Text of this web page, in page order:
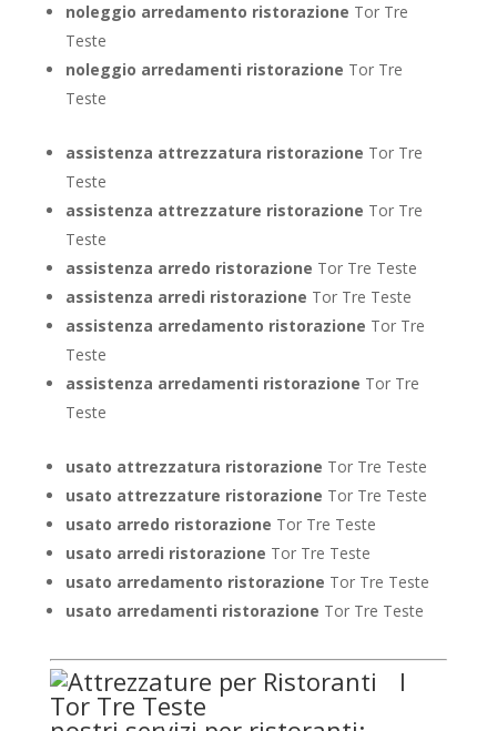
noleggio arredamento ristorazione Tor Tre
Teste
noleggio arredamenti ristorazione Tor Tre
Teste
assistenza attrezzatura ristorazione Tor Tre
Teste
assistenza attrezzature ristorazione Tor Tre
Teste
assistenza arredo ristorazione Tor Tre Teste
assistenza arredi ristorazione Tor Tre Teste
assistenza arredamento ristorazione Tor Tre
Teste
assistenza arredamenti ristorazione Tor Tre
Teste
usato attrezzatura ristorazione Tor Tre Teste
usato attrezzature ristorazione Tor Tre Teste
usato arredo ristorazione Tor Tre Teste
usato arredi ristorazione Tor Tre Teste
usato arredamento ristorazione Tor Tre Teste
usato arredamenti ristorazione Tor Tre Teste
I